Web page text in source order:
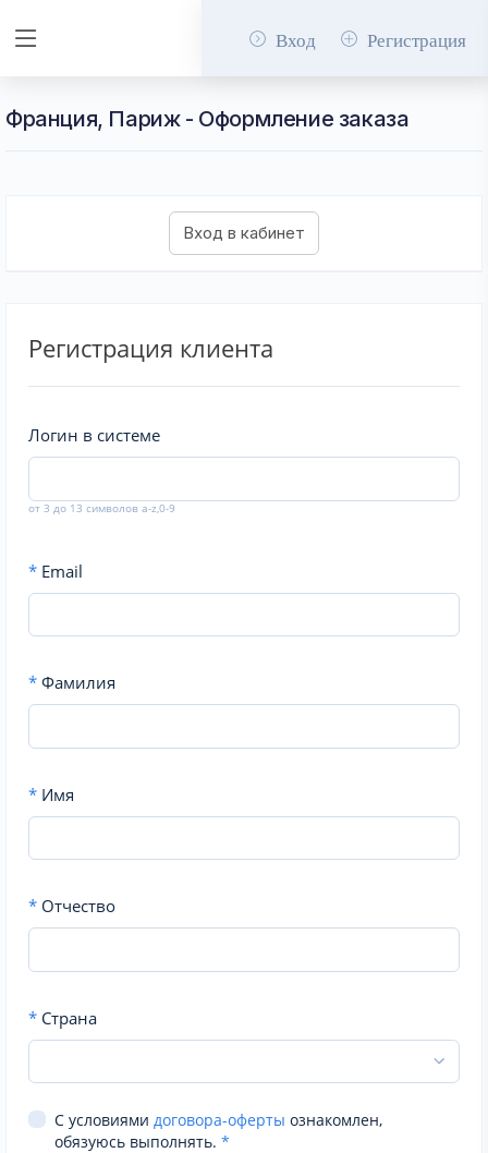
Вход Регистрация
Франция, Париж - Оформление заказа
Регистрация клиента
Логин в системе
от 3 до 13 символов a-z,0-9
* Email
* Фамилия
* Имя
* Отчество
* Страна
С условиями договора-оферты ознакомлен,
обязуюсь выполнять. *